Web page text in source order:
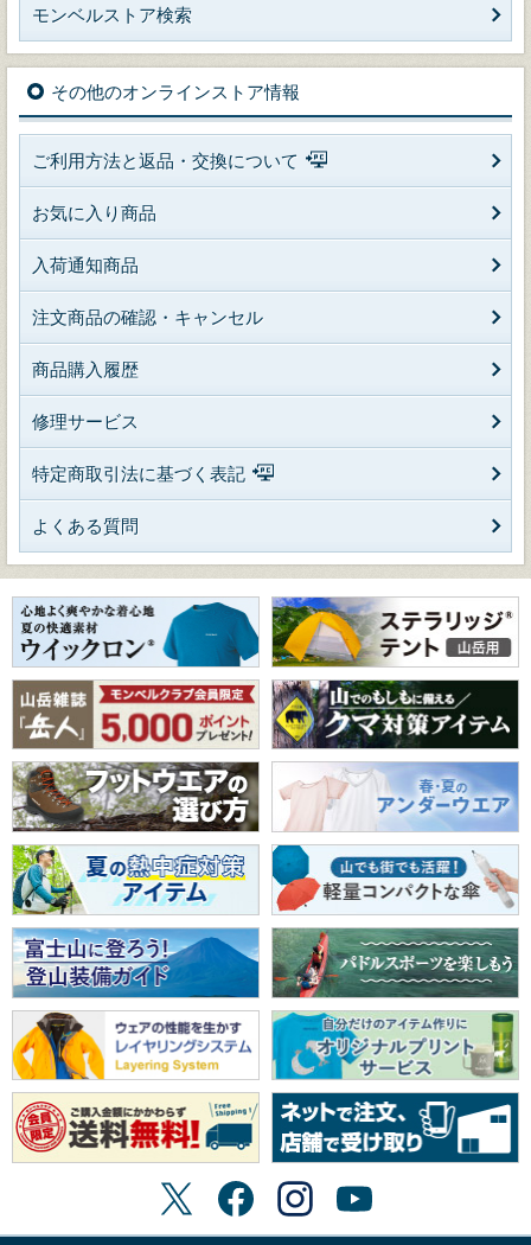
モンベルストア検索
その他のオンラインストア情報
ご利用方法と返品・交換について
お気に入り商品
入荷通知商品
注文商品の確認・キャンセル
商品購入履歴
修理サービス
特定商取引法に基づく表記
よくある質問